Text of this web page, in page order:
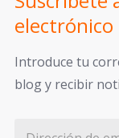
electrónico
Introduce tu
blog y recibir